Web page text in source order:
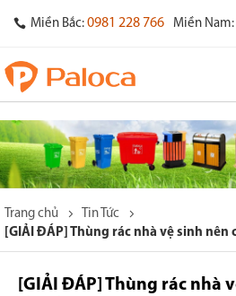
Miền Bắc: 0981 228 766 Miền Nam:
Trang chủ
Tin Tức
[GIẢI ĐÁP] Thùng rác nhà vệ sinh nên
[GIẢI ĐÁP] Thùng rác nhà